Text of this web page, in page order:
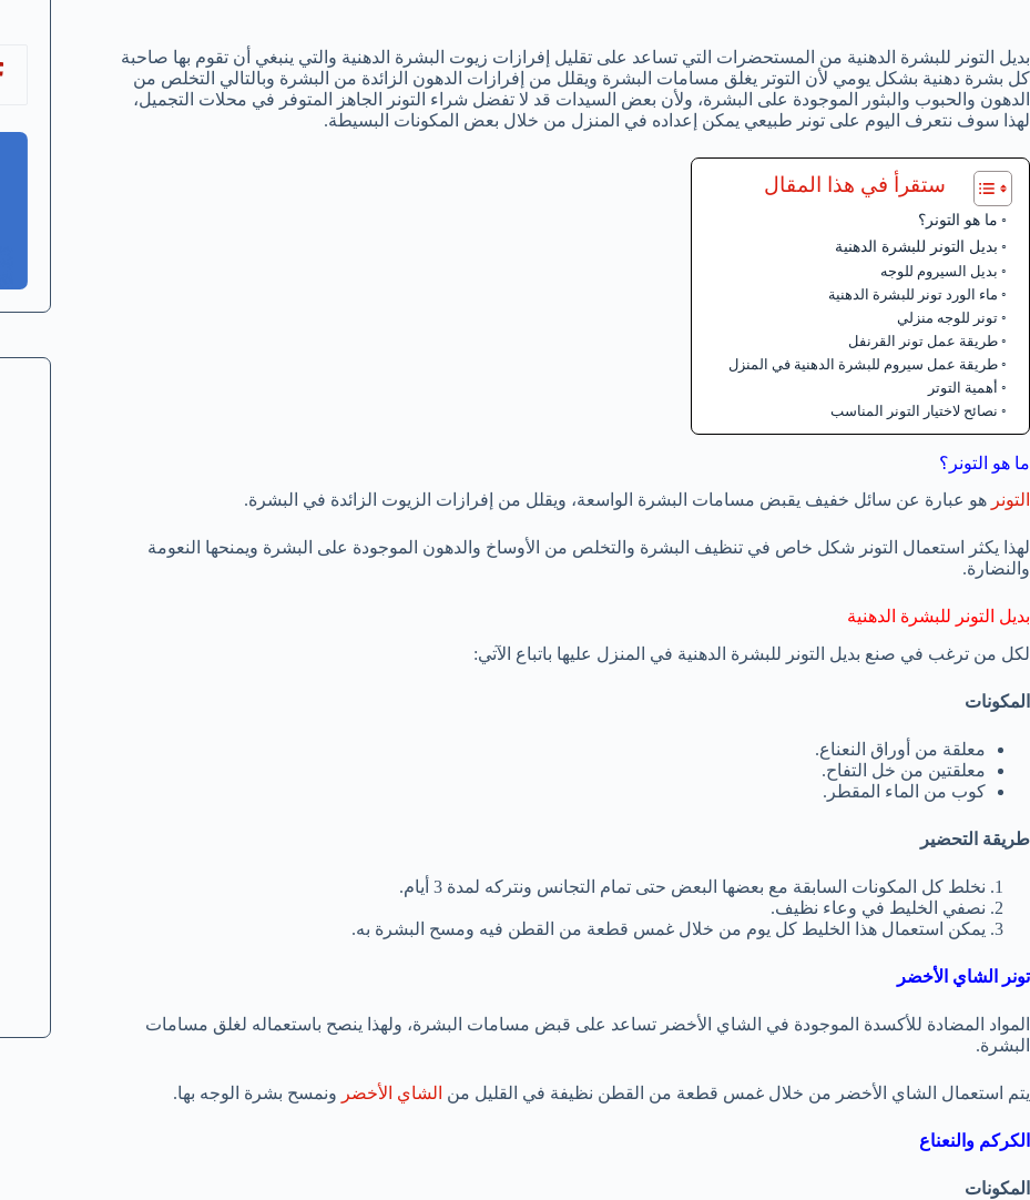
بديل التونر للبشرة الدهنية من المستحضرات التي تساعد على تقليل إفرازات زيوت البشرة الدهنية والتي ينبغي أن تقوم بها صاحبة
كل بشرة دهنية بشكل يومي لأن التوتر يغلق مسامات البشرة ويقلل من إفرازات الدهون الزائدة من البشرة وبالتالي التخلص من
الدهون والحبوب والبثور الموجودة على البشرة، ولأن بعض السيدات قد لا تفضل شراء التونر الجاهز المتوفر في محلات التجميل،
لهذا سوف نتعرف اليوم على تونر طبيعي يمكن إعداده في المنزل من خلال بعض المكونات البسيطة.
ستقرأ في هذا المقال
ما هو التونر؟
بديل التونر للبشرة الدهنية
بديل السيروم للوجه
ماء الورد تونر للبشرة الدهنية
تونر للوجه منزلي
طريقة عمل تونر القرنفل
طريقة عمل سيروم للبشرة الدهنية في المنزل
أهمية التوتر
نصائح لاختيار التونر المناسب
ما هو التونر؟
التونر هو عبارة عن سائل خفيف يقبض مسامات البشرة الواسعة، ويقلل من إفرازات الزيوت الزائدة في البشرة.
لهذا يكثر استعمال التونر شكل خاص في تنظيف البشرة والتخلص من الأوساخ والدهون الموجودة على البشرة ويمنحها النعومة
والنضارة.
بديل التونر للبشرة الدهنية
لكل من ترغب في صنع بديل التونر للبشرة الدهنية في المنزل عليها باتباع الآتي:
المكونات
معلقة من أوراق النعناع.
معلقتين من خل التفاح.
كوب من الماء المقطر.
طريقة التحضير
نخلط كل المكونات السابقة مع بعضها البعض حتى تمام التجانس ونتركه لمدة 3 أيام.
نصفي الخليط في وعاء نظيف.
يمكن استعمال هذا الخليط كل يوم من خلال غمس قطعة من القطن فيه ومسح البشرة به.
تونر الشاي الأخضر
المواد المضادة للأكسدة الموجودة في الشاي الأخضر تساعد على قبض مسامات البشرة، ولهذا ينصح باستعماله لغلق مسامات
البشرة.
يتم استعمال الشاي الأخضر من خلال غمس قطعة من القطن نظيفة في القليل من الشاي الأخضر ونمسح بشرة الوجه بها.
الكركم والنعناع
المكونات